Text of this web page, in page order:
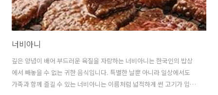
너비아니
깊은 양념이 배어 부드러운 육질을 자랑하는 너비아니는 한국인의 밥상
에서 빼놓을 수 없는 귀한 음식입니다. 특별한 날뿐 아니라 일상에서도
가족과 함께 즐길 수 있는 너비아니는 이름처럼 넓적하게 썬 고기가 입안